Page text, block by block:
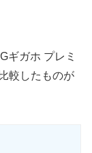
ギガホ プレミ
較したものが